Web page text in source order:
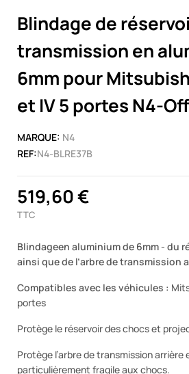
Blindage de
transmission en
6mm pour
et IV 5 portes N4-
MARQUE: N4
REF:N4-BLRE37B
519,60 €
TTC
Blindageen aluminium de 6mm- du
ainsi que de l’arbre de transmission
Compatibles avec les véhicules :
portes
Protège le réservoir des chocs et
Protège l’arbre de transmission arrière
particulièrement fragile aux chocs.